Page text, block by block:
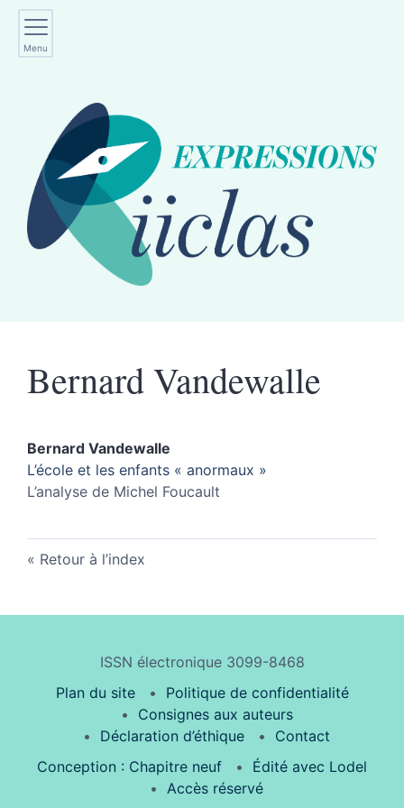
Menu
BernardVandewalle
Bernard Vandewalle
L’école et les enfants « anormaux »
L’analyse de Michel Foucault
Retour à l’index
ISSN électronique 3099-8468
Plan du site
Politique de confidentialité
Consignes aux auteurs
Déclaration d’éthique
Contact
Conception : Chapitre neuf
Édité avec Lodel
Accès réservé